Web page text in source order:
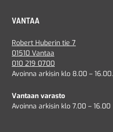
VANTAA
Robert Huberin tie 7
01510 Vantaa
010 219 0700
Avoinna arkisin klo 8.00 – 16.00.
Vantaan varasto
Avoinna arkisin klo 7.00 – 16.00